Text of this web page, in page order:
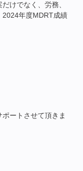
けでなく、労務、
2024年度MDRT成績
ートさせて頂きま